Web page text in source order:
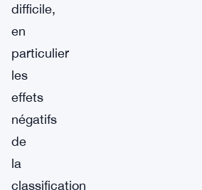
difficile,
en
particulier
les
effets
négatifs
de
la
classification